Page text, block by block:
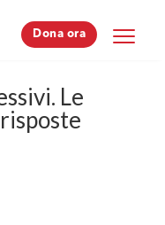
Dona ora
Dona ora
Le